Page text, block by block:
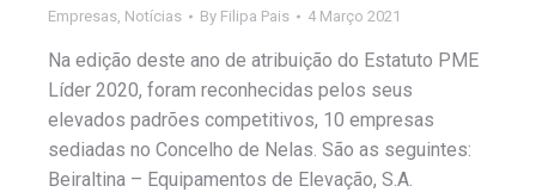
Empresas Notícias By Filipa Pais 4 Março 2021
Na edição deste ano de atribuição do Estatuto PME
Líder 2020, foram reconhecidas pelos seus
elevados padrões competitivos, 10 empresas
sediadas no Concelho de Nelas. São as seguintes:
Beiraltina – Equipamentos de Elevação, S.A.